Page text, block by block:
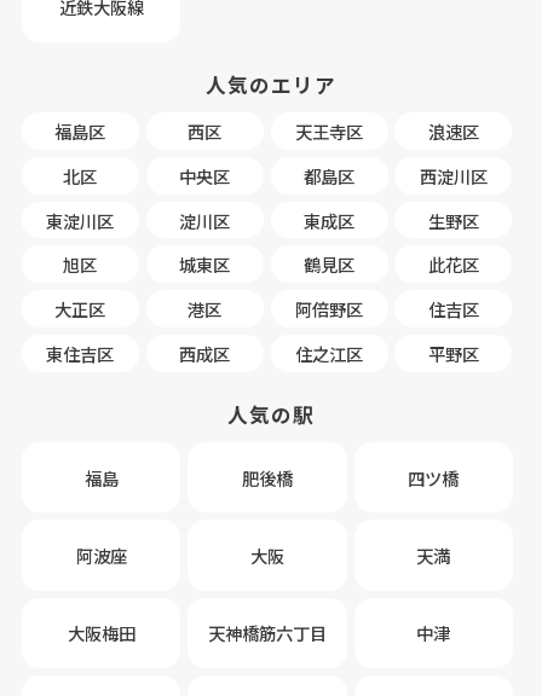
近鉄大阪線
人気のエリア
福島区 西区 天王寺区
浪速区
北区
中央区 都島区
西淀川区
東淀川区
淀川区 東成区
生野区
旭区
城東区 鶴見区
此花区
大正区
港区 阿倍野区
住吉区
東住吉区
西成区 住之江区 平野区
人気の駅
福島 肥後橋 四ツ橋
阿波座 大阪 天満
大阪梅田 天神橋筋六丁目 中津